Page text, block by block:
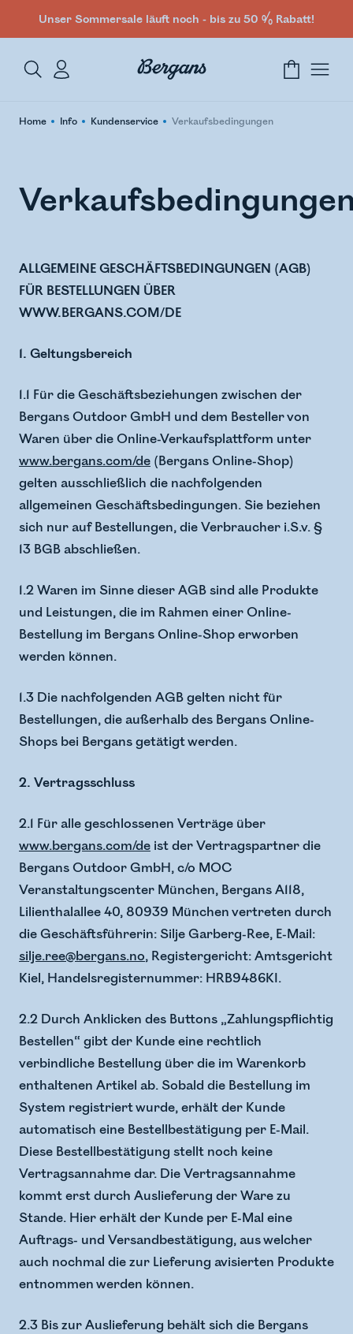
Unser Sommersale läuft noch - bis zu 50 % Rabatt!
Home Info Kundenservice Verkaufsbedingungen
ALLGEMEINE GESCHÄFTSBEDINGUNGEN (AGB)
FÜR BESTELLUNGEN ÜBER
WWW.BERGANS.COM/DE
1. Geltungsbereich
1.1 Für die Geschäftsbeziehungen zwischen der
Bergans Outdoor GmbH und dem Besteller von
Waren über die Online-Verkaufsplattform unter
www.bergans.com/de (Bergans Online-Shop)
gelten ausschließlich die nachfolgenden
allgemeinen Geschäftsbedingungen. Sie beziehen
sich nur auf Bestellungen, die Verbraucher i.S.v. §
13 BGB abschließen.
1.2 Waren im Sinne dieser AGB sind alle Produkte
und Leistungen, die im Rahmen einer Online-
Bestellung im Bergans Online-Shop erworben
werden können.
1.3 Die nachfolgenden AGB gelten nicht für
Bestellungen, die außerhalb des Bergans Online-
Shops bei Bergans getätigt werden.
2. Vertragsschluss
2.1 Für alle geschlossenen Verträge über
www.bergans.com/de ist der Vertragspartner die
Bergans Outdoor GmbH, c/o MOC
Veranstaltungscenter München, Bergans A118,
Lilienthalallee 40, 80939 München vertreten durch
die Geschäftsführerin: Silje Garberg-Ree, E-Mail:
silje.ree@bergans.no, Registergericht: Amtsgericht
Kiel, Handelsregisternummer: HRB9486KI.
2.2 Durch Anklicken des Buttons „Zahlungspflichtig
Bestellen“ gibt der Kunde eine rechtlich
verbindliche Bestellung über die im Warenkorb
enthaltenen Artikel ab. Sobald die Bestellung im
System registriert wurde, erhält der Kunde
automatisch eine Bestellbestätigung per E-Mail.
Diese Bestellbestätigung stellt noch keine
Vertragsannahme dar. Die Vertragsannahme
kommt erst durch Auslieferung der Ware zu
Stande. Hier erhält der Kunde per E-Mal eine
Auftrags- und Versandbestätigung, aus welcher
auch nochmal die zur Lieferung avisierten Produkte
entnommen werden können.
2.3 Bis zur Auslieferung behält sich die Bergans